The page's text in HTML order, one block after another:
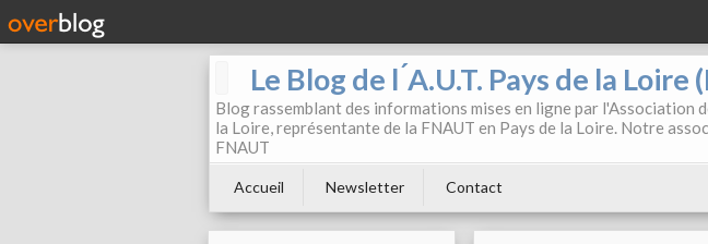
Le Blog de l ́A.U.T. Pays de la Loire
Blog rassemblant des informations mises en ligne par l'Association
la Loire, représentante de la FNAUT en Pays de la Loire. Notre
FNAUT
Accueil Newsletter Contact